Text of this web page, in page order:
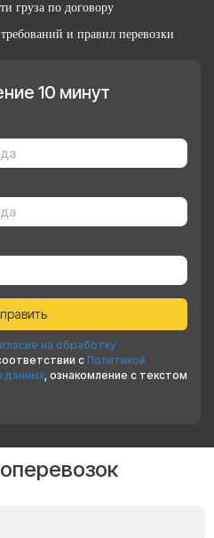
груза по договору
и правил перевозки
10 минут
на обработку
с Политикой
данных, ознакомление с текстом